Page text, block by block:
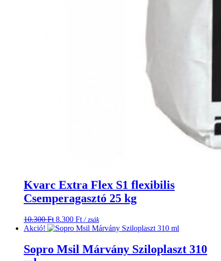
Kvarc Extra Flex S1 flexibilis
Csemperagasztó 25 kg
10.300Ft Original
price
10.300 Ft.
8.300 FtCurrent
price
8.300 Ft.
/ zsák
Akció!
Sopro Msil Márvány Sziloplaszt 310